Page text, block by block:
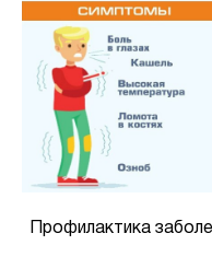
Профилактика